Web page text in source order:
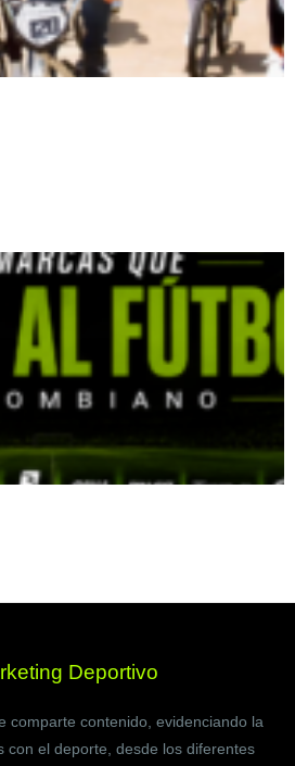
Deportivo
comparte contenido, evidenciando la
con el deporte, desde los diferentes